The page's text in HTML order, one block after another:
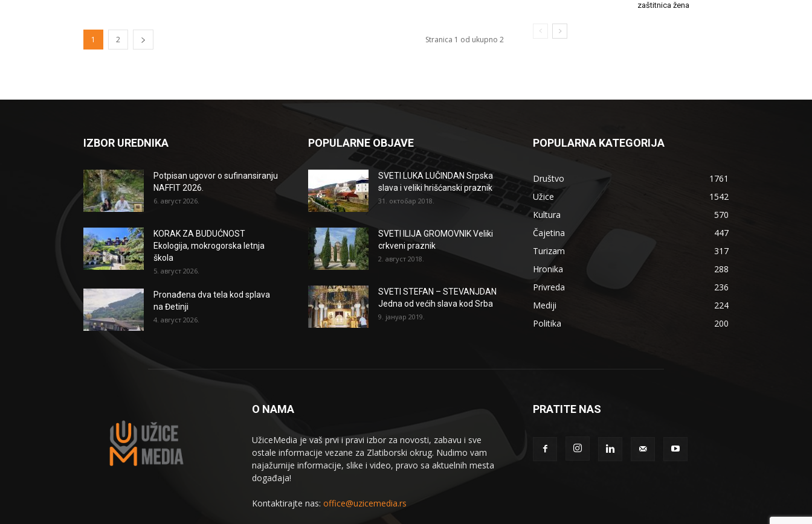
1 2 Stranica 1 od ukupno 2
zaštitnica žena
IZBOR UREDNIKA
Potpisan ugovor o sufinansiranju
NAFFIT 2026.
6. август 2026.
KORAK ZA BUDUĆNOST
Ekologija, mokrogorska letnja
škola
5. август 2026.
Pronađena dva tela kod splava
na Đetinji
4. август 2026.
POPULARNE OBJAVE
SVETI LUKA LUČINDAN Srpska
slava i veliki hrišćanski praznik
31. октобар 2018.
SVETI ILIJA GROMOVNIK Veliki
crkveni praznik
2. август 2018.
SVETI STEFAN – STEVANJDAN
Jedna od većih slava kod Srba
9. јануар 2019.
POPULARNA KATEGORIJA
Društvo
1761
Užice
1542
Kultura
570
Čajetina
447
Turizam
317
Hronika
288
Privreda
236
Mediji
224
Politika
200
O NAMA
UžiceMedia je vaš prvi i pravi izbor za novosti, zabavu i sve
ostale informacije vezane za Zlatiborski okrug. Nudimo vam
najažurnije informacije, slike i video, pravo sa aktuelnih mesta
događaja!
Kontaktirajte nas: office@uzicemedia.rs
PRATITE NAS